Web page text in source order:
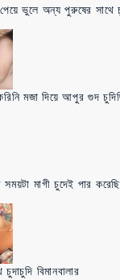
ভুলে অন্য পুরুষের সাথে
মজা দিয়ে আপুর গুদ
সময়টা মাগী চুদেই পার করেছি
বিমানবালার